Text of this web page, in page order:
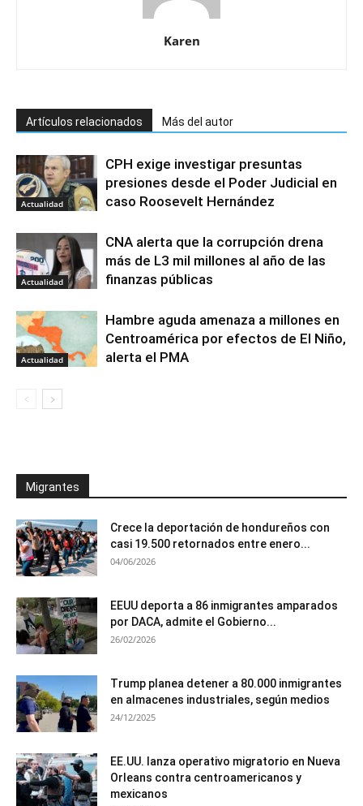
Karen
Artículos relacionados Más del autor
Actualidad
CPH exige investigar presuntas
presiones desde el Poder Judicial en
caso Roosevelt Hernández
Actualidad
CNA alerta que la corrupción drena
más de L3 mil millones al año de las
finanzas públicas
Actualidad
Hambre aguda amenaza a millones en
Centroamérica por efectos de El Niño,
alerta el PMA
Migrantes
Crece la deportación de hondureños con
casi 19.500 retornados entre enero...
04/06/2026
EEUU deporta a 86 inmigrantes amparados
por DACA, admite el Gobierno...
26/02/2026
Trump planea detener a 80.000 inmigrantes
en almacenes industriales, según medios
24/12/2025
EE.UU. lanza operativo migratorio en Nueva
Orleans contra centroamericanos y
mexicanos